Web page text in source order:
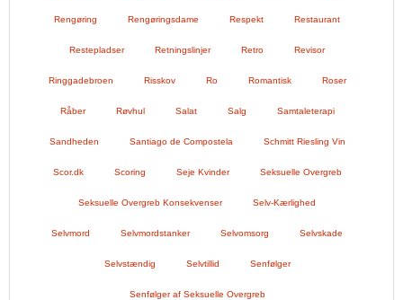
Rengøring Rengøringsdame Respekt Restaurant
Restepladser Retningslinjer Retro Revisor
Ringgadebroen Risskov Ro Romantisk Roser
Råber Røvhul Salat Salg Samtaleterapi
Sandheden Santiago de Compostela Schmitt Riesling Vin
Scor.dk Scoring Seje Kvinder Seksuelle Overgreb
Seksuelle Overgreb Konsekvenser Selv-Kærlighed
Selvmord Selvmordstanker Selvomsorg Selvskade
Selvstændig Selvtillid Senfølger
Senfølger af Seksuelle Overgreb